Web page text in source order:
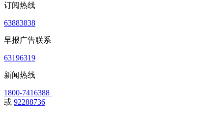
订阅热线
63883838
早报广告联系
63196319
新闻热线
1800-7416388
或 92288736